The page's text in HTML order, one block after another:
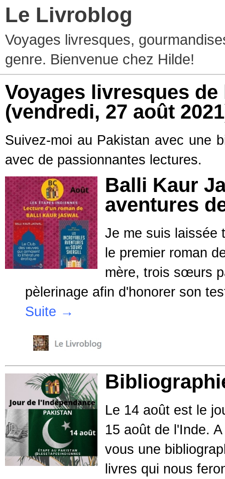
Le Livroblog
Voyages livresques,
genre. Bienvenue chez Hilde!
Voyages livresques
(vendredi, 27 août
Suivez-moi au Pakistan avec une
avec de passionnantes lectures.
Balli Kaur
aventures
Je me suis laissée
le premier roman
mère, trois sœurs
pèlerinage afin d'honorer son
Suite →
Le 14 août est le
15 août de l'Inde.
vous une
livres qui nous